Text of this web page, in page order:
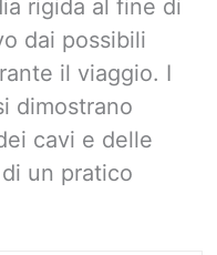
rigida al fine di
dai possibili
il viaggio. I
dimostrano
cavi e delle
un pratico